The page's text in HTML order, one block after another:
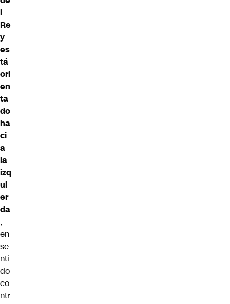
l
Re
y
es
tá
ori
en
ta
do
ha
ci
a
la
izq
ui
er
da
,
en
se
nti
do
co
ntr